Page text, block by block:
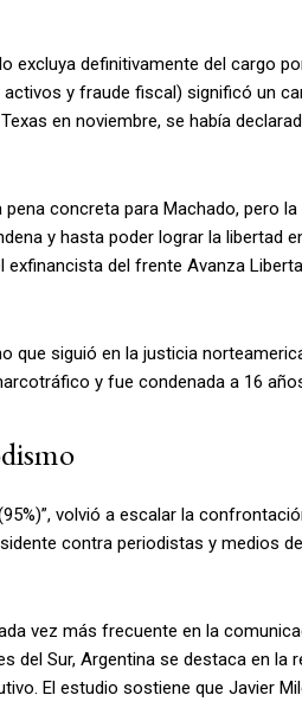
excluya definitivamente del cargo
y fraude fiscal) significó un
en noviembre, se había
concreta para Machado, pero
y hasta poder lograr la libertad
del frente Avanza
que siguió en la justicia
y fue condenada a 16
volvió a escalar la
contra periodistas y medios
vez más frecuente en la
del Sur, Argentina se destaca en la
El estudio sostiene que Javier